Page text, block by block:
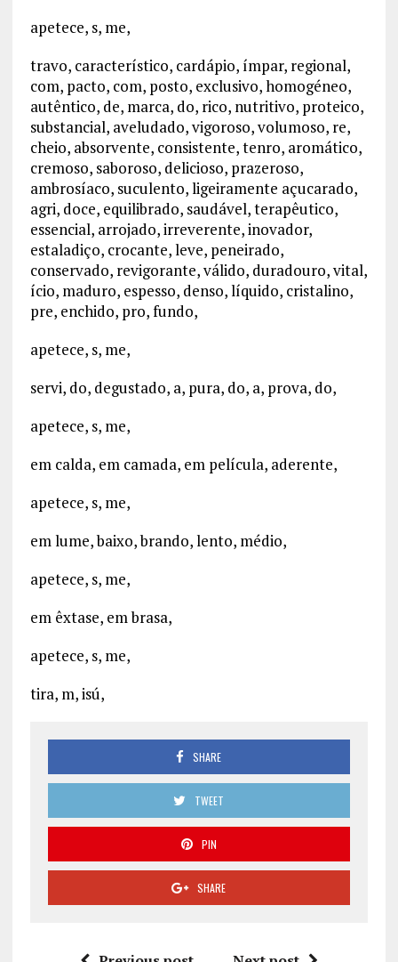
apetece, s, me,
travo, característico, cardápio, ímpar, regional,
com, pacto, com, posto, exclusivo, homogéneo,
autêntico, de, marca, do, rico, nutritivo, proteico,
substancial, aveludado, vigoroso, volumoso, re,
cheio, absorvente, consistente, tenro, aromático,
cremoso, saboroso, delicioso, prazeroso,
ambrosíaco, suculento, ligeiramente açucarado,
agri, doce, equilibrado, saudável, terapêutico,
essencial, arrojado, irreverente, inovador,
estaladiço, crocante, leve, peneirado,
conservado, revigorante, válido, duradouro, vital,
ício, maduro, espesso, denso, líquido, cristalino,
pre, enchido, pro, fundo,
apetece, s, me,
servi, do, degustado, a, pura, do, a, prova, do,
apetece, s, me,
em calda, em camada, em película, aderente,
apetece, s, me,
em lume, baixo, brando, lento, médio,
apetece, s, me,
em êxtase, em brasa,
apetece, s, me,
tira, m, isú,
SHARE
TWEET
PIN
SHARE